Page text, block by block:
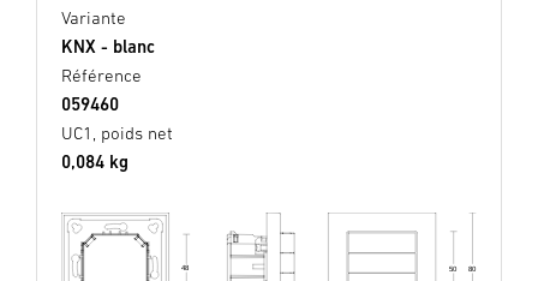
Variante
KNX - blanc
Référence
059460
UC1, poids net
0,084 kg
48 80
50